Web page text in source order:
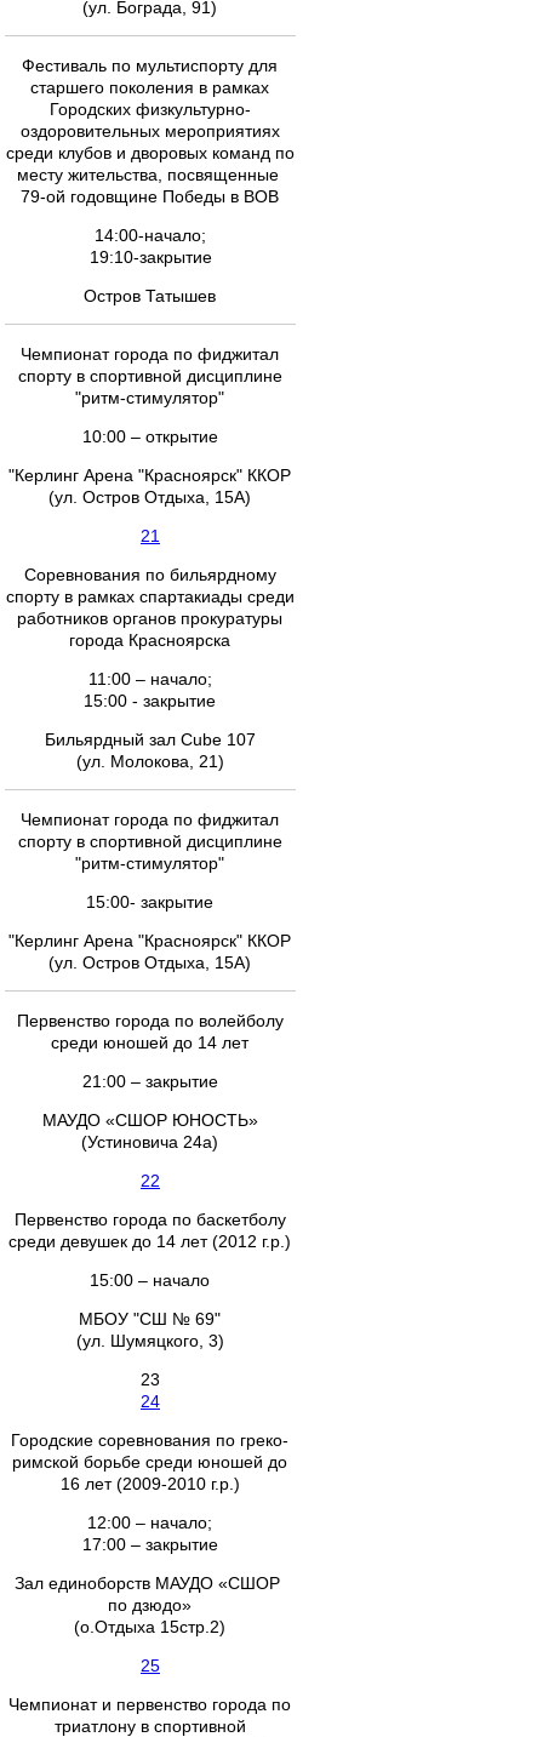
(ул. Бограда, 91)
Фестиваль по мультиспорту для
старшего поколения в рамках
Городских физкультурно-
оздоровительных мероприятиях
среди клубов и дворовых команд по
месту жительства, посвященные
79-ой годовщине Победы в ВОВ
14:00-начало;
19:10-закрытие
Остров Татышев
Чемпионат города по фиджитал
спорту в спортивной дисциплине
"ритм-стимулятор"
10:00 – открытие
"Керлинг Арена "Красноярск" ККОР
(ул. Остров Отдыха, 15А)
21
Соревнования по бильярдному
спорту в рамках спартакиады среди
работников органов прокуратуры
города Красноярска
11:00 – начало;
15:00 - закрытие
Бильярдный зал Cube 107
(ул. Молокова, 21)
Чемпионат города по фиджитал
спорту в спортивной дисциплине
"ритм-стимулятор"
15:00- закрытие
"Керлинг Арена "Красноярск" ККОР
(ул. Остров Отдыха, 15А)
Первенство города по волейболу
среди юношей до 14 лет
21:00 – закрытие
МАУДО «СШОР ЮНОСТЬ»
(Устиновича 24а)
22
Первенство города по баскетболу
среди девушек до 14 лет (2012 г.р.)
15:00 – начало
МБОУ "СШ № 69"
(ул. Шумяцкого, 3)
23
24
Городские соревнования по греко-
римской борьбе среди юношей до
16 лет (2009-2010 г.р.)
12:00 – начало;
17:00 – закрытие
Зал единоборств МАУДО «СШОР
по дзюдо»
(о.Отдыха 15стр.2)
25
Чемпионат и первенство города по
триатлону в спортивной